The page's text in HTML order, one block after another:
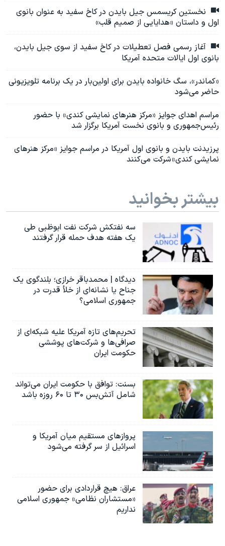
نخستین کریسمس جیل بایدن در کاخ سفید به عنوان بانوی
اول و داستان «هدایایی از صمیم قلب»
آغاز رسمی فصل تعطیلات در کاخ سفید از سوی جیل بایدن،
بانوی اول ایالات متحده آمریکا
«کماندر»، سگ خانواده بایدن‌ برای اولین‌بار در یک برنامه تلویزیونی
حاضر می‌شود
مراسم اهدای جوایز «مرکز هنرهای نمایشی کندی» با حضور
رئیس‌جمهوری و بانوی نخست آمریکا برگزار شد
پرزیدنت بایدن و بانوی اول آمریکا در مراسم جوایز «مرکز هنرهای
نمایشی کندی» شرکت می‌کنند
بیشتر بخوانید
سه نفتکش شرکت نفت ابوظبی طی
یک هفته هدف حمله قرار گرفتند
دیدگاه | محمدباقر خرازی؛ بلندگوی یک
جناح یا نشانه‌ای از خلأ قدرت در
جمهوری اسلامی؟
تحریم‌های تازه آمریکا علیه شبکه‌ای از
صرافی‌ها و شرکت‌های پوششی
حکومت ایران
بسنت: توافق با حکومت ایران می‌تواند
شامل آتش‌بس ۳۰ تا ۶۰ روزه باشد
پروازهای مستقیم میان آمریکا و
اسرائیل از سر گرفته می‌شود
عراق: هیچ قراردادی برای حضور
«مستشاران نظامی» جمهوری اسلامی
نداریم